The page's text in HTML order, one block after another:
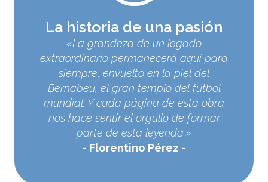
La historia de una pasión
«La grandeza de un legado
extraordinario permanecerá aquí para
siempre, envuelto en la piel del
Bernabéu, el gran templo del fútbol
mundial. Y cada página de esta obra
nos hace sentir el orgullo de formar
parte de esta leyenda.»
Florentino Pérez